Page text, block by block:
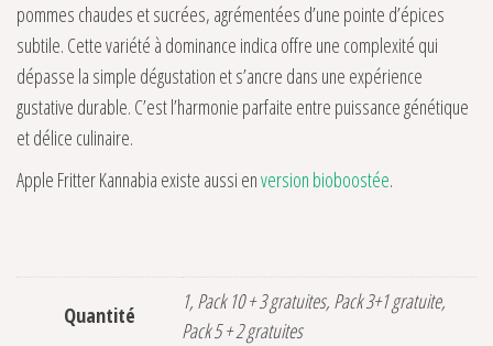
pommes chaudes et sucrées, agrémentées d’une pointe d’épices
subtile. Cette variété à dominance indica offre une complexité qui
dépasse la simple dégustation et s’ancre dans une expérience
gustative durable. C’est l’harmonie parfaite entre puissance génétique
et délice culinaire.
Apple Fritter Kannabia existe aussi enversion bioboostée.
Quantité
1, Pack 10 + 3 gratuites, Pack 3+1 gratuite,
Pack 5 + 2 gratuites